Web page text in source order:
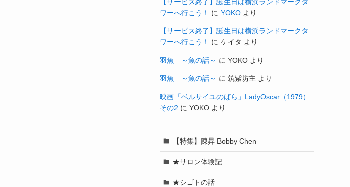
ワーへ行こう！
に YOKO より
【サービス終了】誕生日は横浜ランドマークタ
ワーへ行こう！
に ケイタ より
羽魚 ～魚の話～ に YOKO より
羽魚 ～魚の話～ に 筑紫坊主 より
映画「ベルサイユのばら」LadyOscar（1979）
その2 に YOKO より
【特集】陳昇 Bobby Chen
★サロン体験記
★シゴトの話